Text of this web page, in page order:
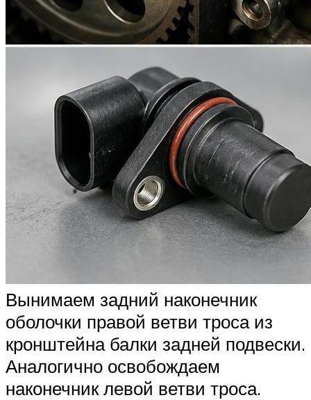
Вынимаем задний наконечник
оболочки правой ветви троса из
кронштейна балки задней подвески.
Аналогично освобождаем
наконечник левой ветви троса.